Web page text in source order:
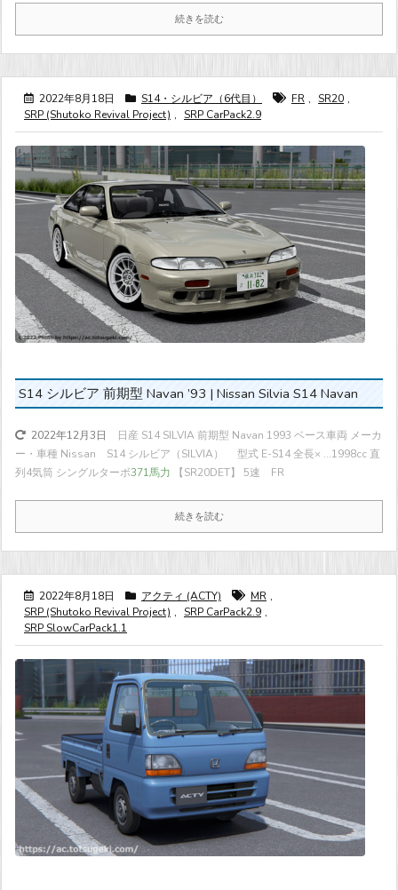
続きを読む
2022年8月18日 S14・シルビア（6代目） FR , SR20 ,
SRP (Shutoko Revival Project) , SRP CarPack2.9
S14 シルビア 前期型 Navan ’93 | Nissan Silvia S14 Navan
2022年12月3日
日産 S14 SILVIA 前期型 Navan 1993 ベース車両 メーカ
ー・車種 Nissan S14 シルビア（SILVIA） 型式 E-S14 全長× ...1998cc 直
列4気筒 シングルターボ371馬力 【SR20DET】 5速 FR
続きを読む
2022年8月18日 アクティ (ACTY) MR ,
SRP (Shutoko Revival Project) , SRP CarPack2.9 ,
SRP SlowCarPack1.1